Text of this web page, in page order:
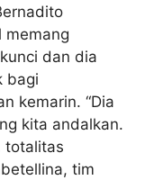
memang
dan dia
bagi
kemarin. “Dia
kita andalkan.
totalitas
tim